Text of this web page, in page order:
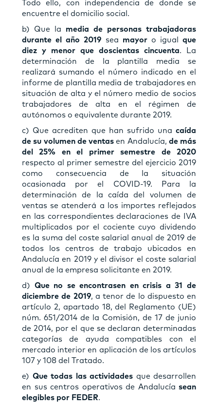
Todo ello, con independencia de donde se
encuentre el domicilio social.
b) Que la media de personas trabajadoras
durante el año 2019 sea mayor o igual que
diez y menor que doscientas cincuenta. La
determinación de la plantilla media se
realizará sumando el número indicado en el
informe de plantilla media de trabajadores en
situación de alta y el número medio de socios
trabajadores de alta en el régimen de
autónomos o equivalente durante 2019.
c) Que acrediten que han sufrido una caída
de su volumen de ventas en Andalucía, de más
del 25% en el primer semestre de 2020
respecto al primer semestre del ejercicio 2019
como consecuencia de la situación
ocasionada por el COVID-19. Para la
determinación de la caída del volumen de
ventas se atenderá a los importes reflejados
en las correspondientes declaraciones de IVA
multiplicados por el cociente cuyo dividendo
es la suma del coste salarial anual de 2019 de
todos los centros de trabajo ubicados en
Andalucía en 2019 y el divisor el coste salarial
anual de la empresa solicitante en 2019.
d) Que no se encontrasen en crisis a 31 de
diciembre de 2019, a tenor de lo dispuesto en
artículo 2, apartado 18, del Reglamento (UE)
núm. 651/2014 de la Comisión, de 17 de junio
de 2014, por el que se declaran determinadas
categorías de ayuda compatibles con el
mercado interior en aplicación de los artículos
107 y 108 del Tratado.
e) Que todas las actividades que desarrollen
en sus centros operativos de Andalucía sean
elegibles por FEDER.